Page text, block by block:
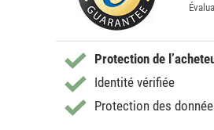
Protection de
Identité vérifiée
Protection des